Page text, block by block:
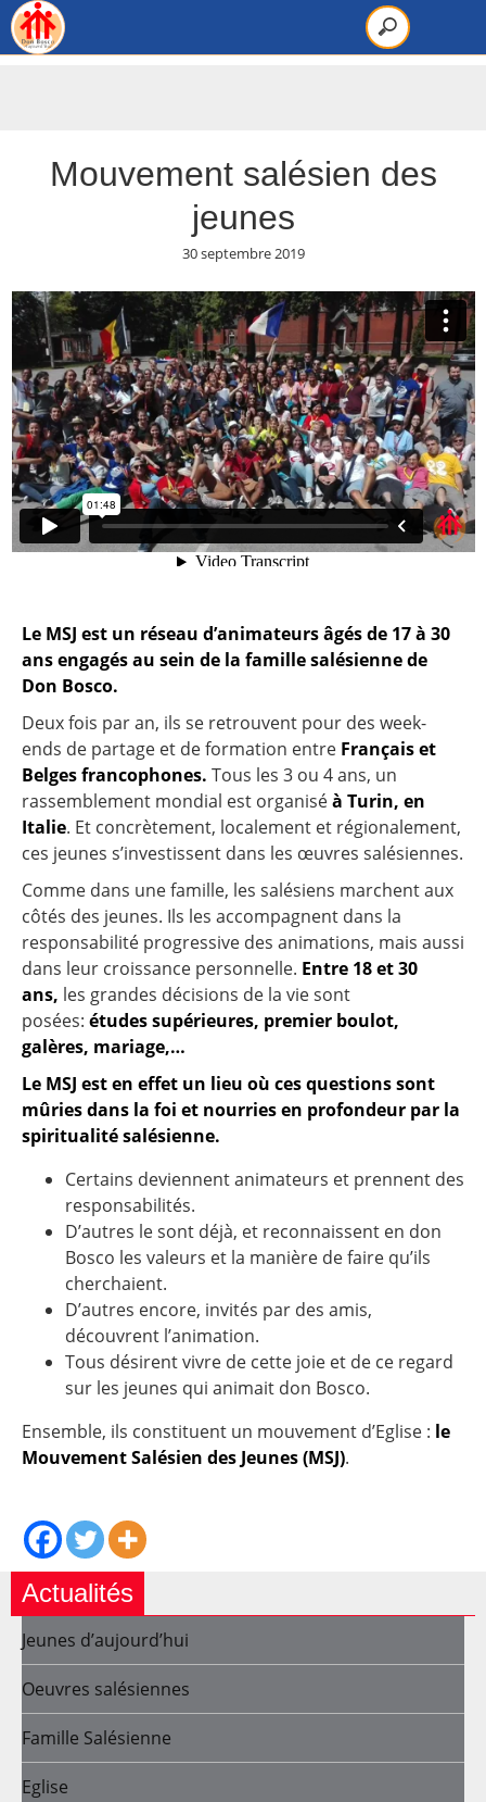
Mouvement salésien des
jeunes
30 septembre 2019
Le MSJ est un réseau d’animateurs âgés de 17 à 30
ans engagés au sein de la famille salésienne de
Don Bosco.
Deux fois par an, ils se retrouvent pour des week-
ends de partage et de formation entre Français et
Belges francophones. Tous les 3 ou 4 ans, un
rassemblement mondial est organiséà Turin, en
Italie. Et concrètement, localement et régionalement,
ces jeunes s’investissent dans les œuvres salésiennes.
Comme dans une famille, les salésiens marchent aux
côtés des jeunes. Ils les accompagnent dans la
responsabilité progressive des animations, mais aussi
dans leur croissance personnelle. Entre 18 et 30
ans, les grandes décisions de la vie sont
posées: études supérieures, premier boulot,
galères, mariage,…
Le MSJ est en effet un lieu où ces questions sont
mûries dans la foi et nourries en profondeur par la
spiritualité salésienne.
Certains deviennent animateurs et prennent des
responsabilités.
D’autres le sont déjà, et reconnaissent en don
Bosco les valeurs et la manière de faire qu’ils
cherchaient.
D’autres encore, invités par des amis,
découvrent l’animation.
Tous désirent vivre de cette joie et de ce regard
sur les jeunes qui animait don Bosco.
Ensemble, ils constituent un mouvement d’Eglise : le
Mouvement Salésien des Jeunes (MSJ).
Actualités
Jeunes d’aujourd’hui
Oeuvres salésiennes
Famille Salésienne
Eglise